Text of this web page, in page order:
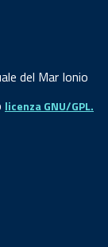
del Mar Ionio
licenza GNU/GPL.